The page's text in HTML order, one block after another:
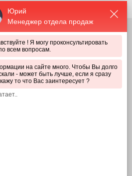
Юрий
Менеджер отдела продаж
! Я могу проконсультировать
всем вопросам.
на сайте много. Чтобы Вы долго
- может быть лучше, если я сразу
то что Вас заинтересует ?
все права защищены
и иные материалы сайта
Воспроизведение или
материалов в любой форме
с письменного разрешения
случае возможно применение
с действующим
Федерации. При
и источник